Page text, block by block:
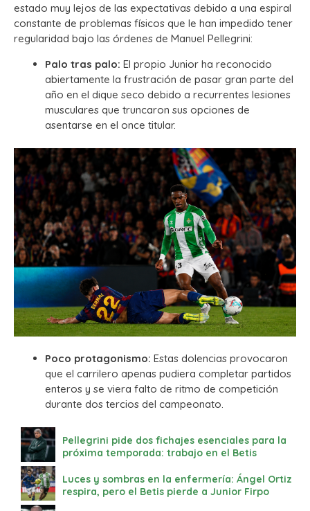
estado muy lejos de las expectativas debido a una espiral
constante de problemas físicos que le han impedido tener
regularidad bajo las órdenes de Manuel Pellegrini:
Palo tras palo: El propio Junior ha reconocido
abiertamente la frustración de pasar gran parte del
año en el dique seco debido a recurrentes lesiones
musculares que truncaron sus opciones de
asentarse en el once titular.
Poco protagonismo: Estas dolencias provocaron
que el carrilero apenas pudiera completar partidos
enteros y se viera falto de ritmo de competición
durante dos tercios del campeonato.
Pellegrini pide dos fichajes esenciales para la
próxima temporada: trabajo en el Betis
Luces y sombras en la enfermería: Ángel Ortiz
respira, pero el Betis pierde a Junior Firpo